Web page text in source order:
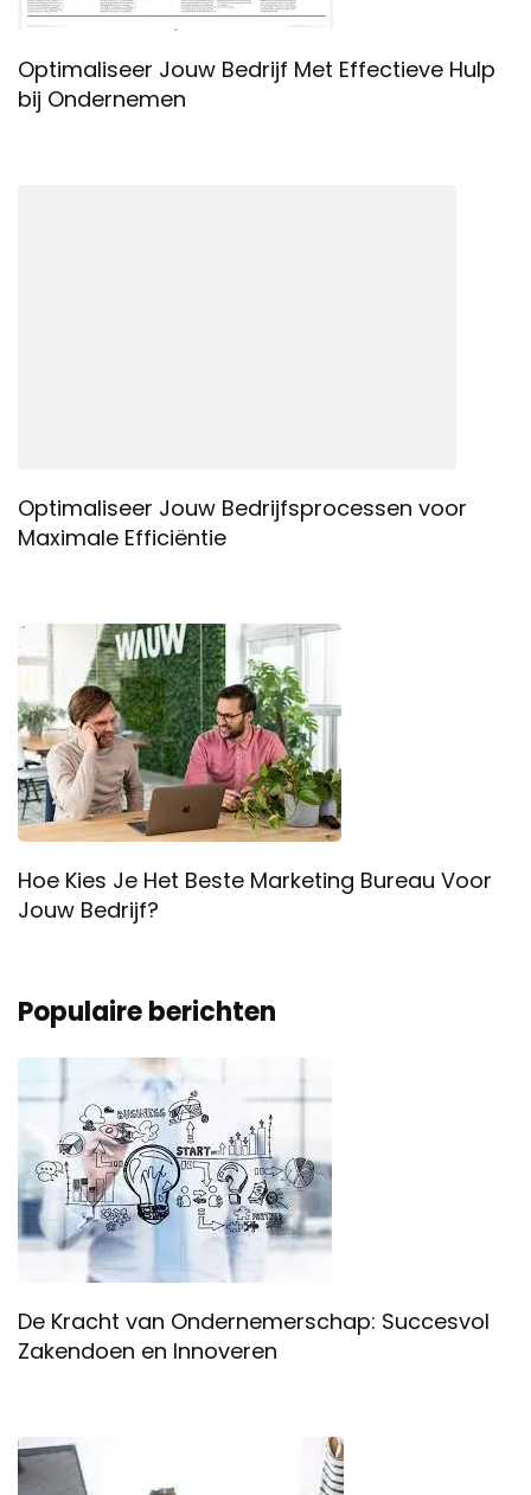
Optimaliseer Jouw Bedrijf Met Effectieve Hulp
bij Ondernemen
Optimaliseer Jouw Bedrijfsprocessen voor
Maximale Efficiëntie
Hoe Kies Je Het Beste Marketing Bureau Voor
Jouw Bedrijf?
Populaire berichten
De Kracht van Ondernemerschap: Succesvol
Zakendoen en Innoveren